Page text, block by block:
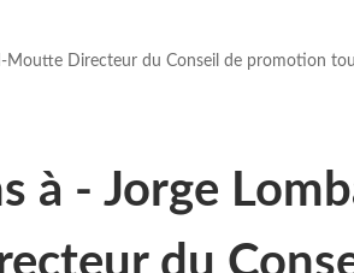
Moutte Directeur du Conseil de promotion
à - Jorge